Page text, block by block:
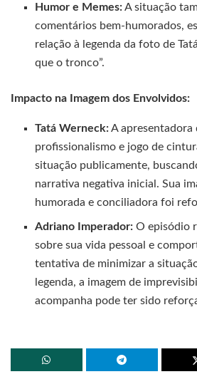
Humor e Memes:A situação
comentários bem-humorados,
relação à legenda da foto de
que o tronco”.
Impacto na Imagem dos Envolvidos:
Tatá Werneck:A apresentadora
profissionalismo e jogo de
situação publicamente,
narrativa negativa inicial. Sua
humorada e conciliadora foi
Adriano Imperador: O episódio
sobre sua vida pessoal e
tentativa de minimizar a
legenda, a imagem de
acompanha pode ter sido